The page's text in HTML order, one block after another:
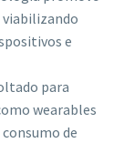
viabilizando
e
para
wearables
de